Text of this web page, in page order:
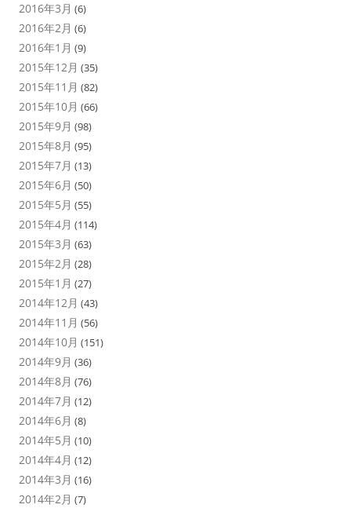
2016年3月 (6)
2016年2月 (6)
2016年1月 (9)
2015年12月 (35)
2015年11月 (82)
2015年10月 (66)
2015年9月 (98)
2015年8月 (95)
2015年7月 (13)
2015年6月 (50)
2015年5月 (55)
2015年4月 (114)
2015年3月 (63)
2015年2月 (28)
2015年1月 (27)
2014年12月 (43)
2014年11月 (56)
2014年10月 (151)
2014年9月 (36)
2014年8月 (76)
2014年7月 (12)
2014年6月 (8)
2014年5月 (10)
2014年4月 (12)
2014年3月 (16)
2014年2月 (7)